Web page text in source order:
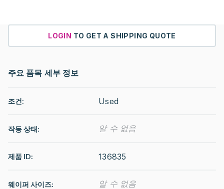
LOGIN TO GET A SHIPPING QUOTE
주요 품목 세부 정보
조건: Used
작동 상태: 알 수 없음
제품 ID: 136835
웨이퍼 사이즈: 알 수 없음